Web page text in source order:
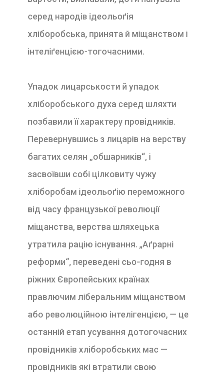
серед народів ідеольоґія
хліборобська, принята й міщанством і
інтеліґенцією-тогочасними.
Упадок лицарськости й упадок
хліборобського духа серед шляхти
позбавили її характеру провідників.
Перевернувшись з лицарів на верству
багатих селян „обшарників“, і
засвоївши собі цілковиту чужу
хліборобам ідеольоґію переможного
від часу французької революції
міщанства, верства шляхецька
утратила рацію існування. „Аґрарні
реформи“, переведені сьо-годня в
ріжних Європейських країнах
правлючим ліберальним міщанством
або революційною інтелігенцією, — це
останній етап усування дотогочасних
провідників хліборобських мас —
провідників які втратили свою